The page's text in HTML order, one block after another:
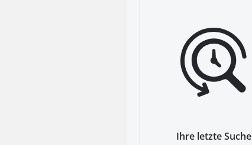
Ihre letzte Suche